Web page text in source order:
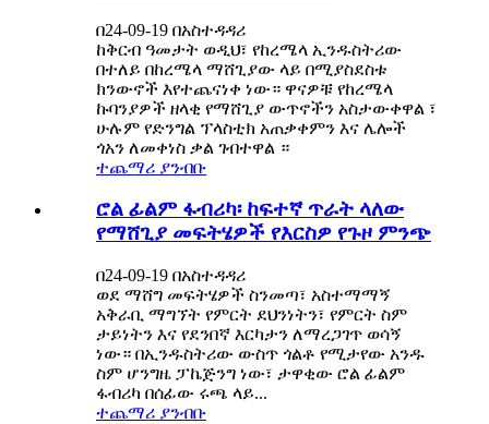
በ24-09-19 በአስተዳዳሪ
ከቅርብ ዓመታት ወዲህ፣ የከረሜላ ኢንዱስትሪው
በተለይ በከረሜላ ማሸጊያው ላይ በሚያስደስቱ
ክንውኖች እየተጨናነቀ ነው። ዋናዎቹ የከረሜላ
ኩባንያዎች ዘላቂ የማሸጊያ ውጥኖችን አስታውቀዋል ፣
ሁሉም የድንግል ፕላስቲክ አጠቃቀምን እና ሌሎች
ጎአን ለመቀነስ ቃል ገብተዋል ።
ተጨማሪ ያንብቡ
ሮል ፊልም ፋብሪካ፡ ከፍተኛ ጥራት ላለው
የማሸጊያ መፍትሄዎች የእርስዎ የጉዞ ምንጭ
በ24-09-19 በአስተዳዳሪ
ወደ ማሸግ መፍትሄዎች ስንመጣ፣ አስተማማኝ
አቅራቢ ማግኘት የምርት ደህንነትን፣ የምርት ስም
ታይነትን እና የደንበኛ እርካታን ለማረጋገጥ ወሳኝ
ነው። በኢንዱስትሪው ውስጥ ጎልቶ የሚታየው አንዱ
ስም ሆንግዜ ፓኬጅንግ ነው፣ ታዋቂው ሮል ፊልም
ፋብሪካ በሰፊው ሩጫ ላይ...
ተጨማሪ ያንብቡ